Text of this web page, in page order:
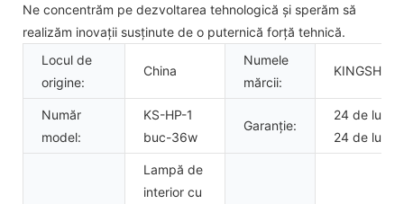
Ne concentrăm pe dezvoltarea tehnologică și sperăm să
realizăm inovații susținute de o puternică forță tehnică.
Locul de
origine:
China
Numele
mărcii:
KINGSHOW
Număr
model:
KS-HP-1
buc-36w
Garanție:
24 de luni,
24 de luni
Lampă de
interior cu